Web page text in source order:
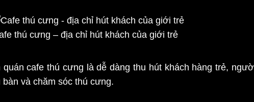
thú cưng – địa chỉ hút khách của giới trẻ
cafe thú cưng là dễ dàng thu hút khách hàng trẻ,
và chăm sóc thú cưng.